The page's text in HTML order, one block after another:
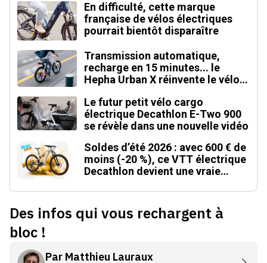
En difficulté, cette marque
française de vélos électriques
pourrait bientôt disparaître
Transmission automatique,
recharge en 15 minutes... le
Hepha Urban X réinvente le vélo
Le futur petit vélo cargo
électrique Decathlon E-Two 900
se révèle dans une nouvelle vidéo
Soldes d’été 2026 : avec 600 € de
moins (-20 %), ce VTT électrique
Decathlon devient une vraie
Des infos qui vous rechargent à
bloc !
Par Matthieu Lauraux